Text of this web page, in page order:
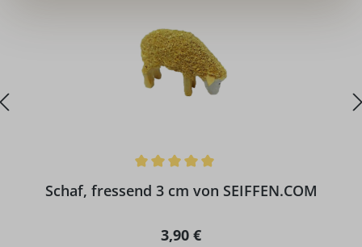
Schaf, fressend 3 cm von SEIFFEN.COM
Regulärer Preis:
3,90 €